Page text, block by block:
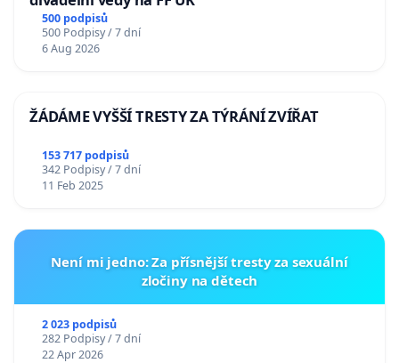
500 podpisů
500 Podpisy / 7 dní
6 Aug 2026
ŽÁDÁME VYŠŠÍ TRESTY ZA TÝRÁNÍ ZVÍŘAT
153 717 podpisů
342 Podpisy / 7 dní
11 Feb 2025
Není mi jedno: Za přísnější tresty za sexuální
zločiny na dětech
2 023 podpisů
282 Podpisy / 7 dní
22 Apr 2026